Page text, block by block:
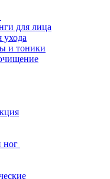
для лица
ухода
и тоники
ног